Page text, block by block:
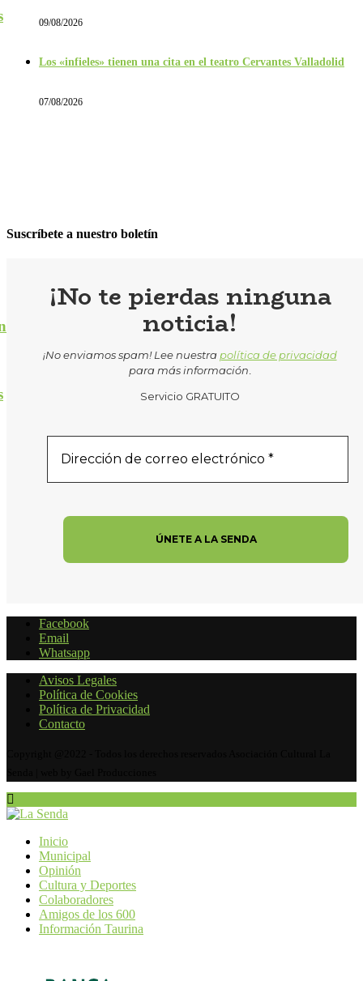
09/08/2026
Los «infieles» tienen una cita en el teatro Cervantes Valladolid
07/08/2026
Suscríbete a nuestro boletín
¡No te pierdas ninguna
noticia!
¡No enviamos spam! Lee nuestra política de privacidad
para más información
Servicio GRATUITO
Facebook
Email
Whatsapp
Avisos Legales
Política de Cookies
Política de Privacidad
Contacto
Inicio
Municipal
Opinión
Cultura y Deportes
Colaboradores
Amigos de los 600
Información Taurina